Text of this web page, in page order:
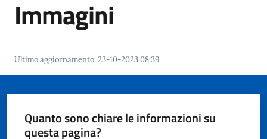
Servizi
Vivere
Cavezzo
Menu selezionato
Immagini
Ultimo aggiornamento:23-10-2023 08:39
Quanto sono chiare le informazioni su
questa pagina?